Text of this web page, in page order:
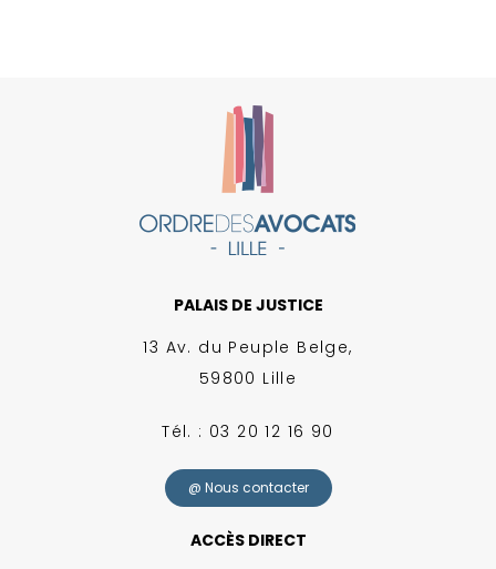
PALAIS DE JUSTICE
13 Av. du Peuple Belge,
59800 Lille
Tél. : 03 20 12 16 90
@ Nous contacter
ACCÈS DIRECT